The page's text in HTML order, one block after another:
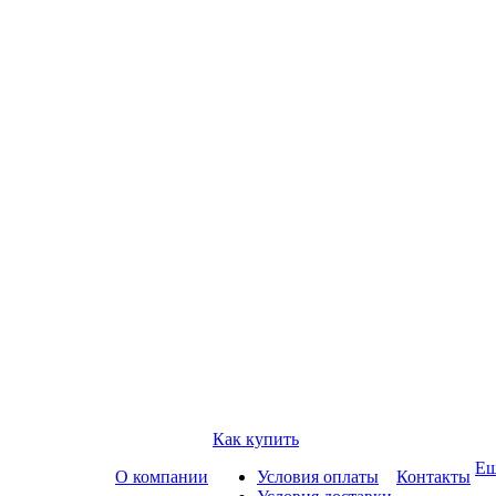
О компании
Как купить
Условия оплаты
Контакты